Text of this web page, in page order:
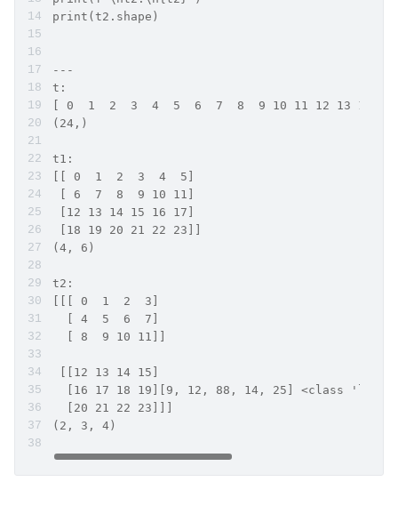
print(t2.shape)
---
t:
[ 0  1  2  3  4  5  6  7  8  9 10 11 12 13 14 15
(24,)
t1:
[[ 0  1  2  3  4  5]
[ 6  7  8  9 10 11]
[12 13 14 15 16 17]
[18 19 20 21 22 23]]
(4, 6)
t2:
[[[ 0  1  2  3]
  [ 4  5  6  7]
  [ 8  9 10 11]]
[[12 13 14 15]
[16 17 18 19][9, 12, 88, 14, 25] <class
  [20 21 22 23]]]
(2, 3, 4)